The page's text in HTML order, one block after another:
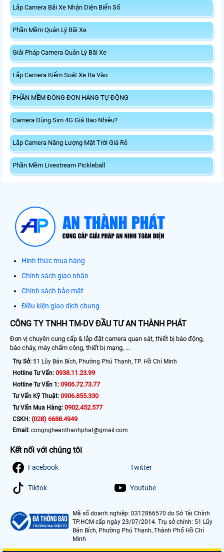
Lắp Camera Bãi Xe Nhận Diện Biển Số
Phần Mềm Quản Lý Bãi Xe
Giải Pháp Camera Quản Lý Bãi Xe
Lắp Camera Kiểm Soát Xe Ra Vào
PHẦN MỀM ĐÓNG ĐƠN HÀNG TỰ ĐỘNG
Camera Dùng Sim 4G Giá Bao Nhiêu?
Lắp Camera Năng Lượng Mặt Trời Giá Rẻ
Phần Mềm Livestream Pickleball
Hình thức mua hàng
Chính sách giao nhận
Chính sách bảo mật
Điều kiện giao dịch chung
CÔNG TY TNHH TM-DV ĐẦU TƯ AN THÀNH PHÁT
Đơn vị chuyên cung cấp & lắp đặt camera quan sát, thiết bị báo động,
báo cháy, máy chấm công, thiết bị mạng, ...
Trụ Sở: 51 Lũy Bán Bích, Phường Phú Thạnh, TP. Hồ Chí Minh
Hotline Tư Vấn: 0938.11.23.99
Hotline Tư Vấn 1: 0906.72.73.77
Tư Vấn Kỹ Thuật: 0906.855.330
Tư Vấn Mua Hàng: 0902.452.577
CSKH: (028) 6688.4949
Email: congngheanthanhphat@gmail.com
Kết nối với chúng tôi
Facebook Twitter
Tiktok Youtube
Mã số doanh nghiệp: 0312866570 do Sở Tài Chính
TP.HCM cấp ngày 23/07/2014. Trụ sở chính: 51 Lũy
Bán Bích, Phường Phú Thạnh, Thành Phố Hồ Chí
Minh